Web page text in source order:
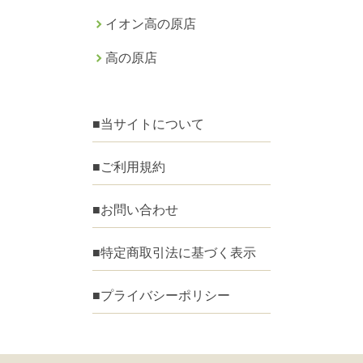
イオン高の原店
高の原店
■当サイトについて
■ご利用規約
■お問い合わせ
■特定商取引法に基づく表示
■プライバシーポリシー